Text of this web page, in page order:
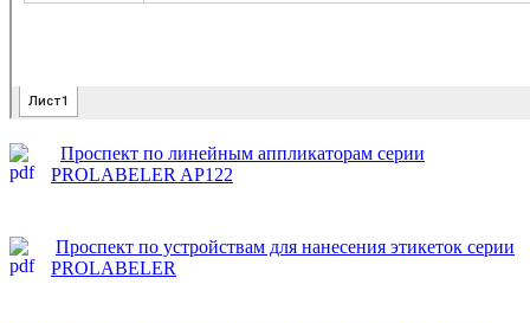
Проспект по линейным аппликаторам серии
PROLABELER AP122
Проспект по устройствам для нанесения этикеток серии
PROLABELER